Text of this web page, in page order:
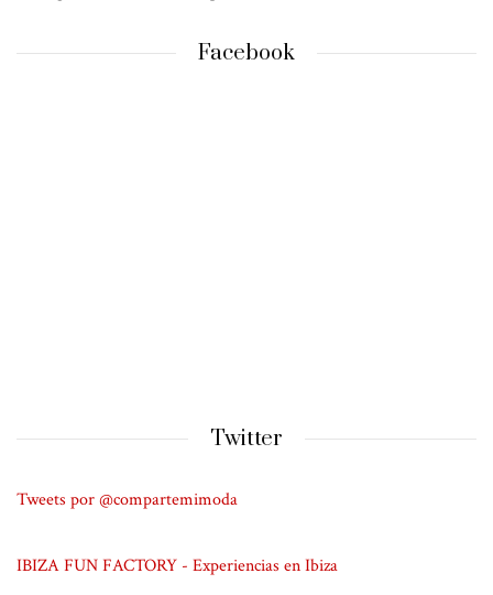
Facebook
Twitter
Tweets por @compartemimoda
IBIZA FUN FACTORY - Experiencias en Ibiza